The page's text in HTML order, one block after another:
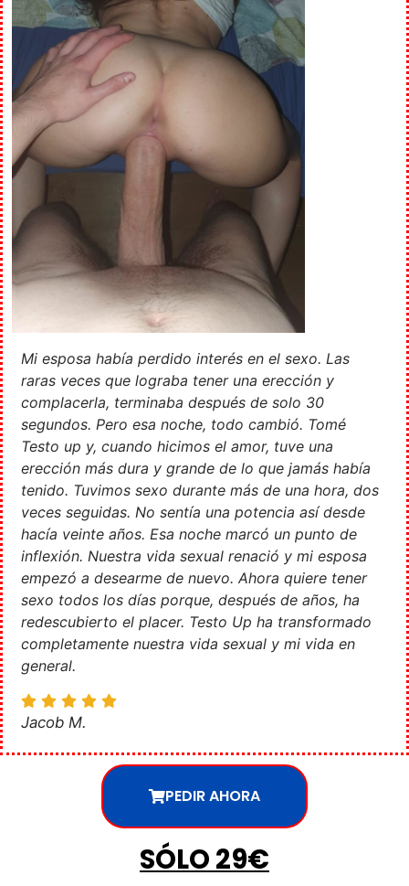
Mi esposa había perdido interés en el sexo. Las
raras veces que lograba tener una erección y
complacerla, terminaba después de solo 30
segundos. Pero esa noche, todo cambió. Tomé
Testo up y, cuando hicimos el amor, tuve una
erección más dura y grande de lo que jamás había
tenido. Tuvimos sexo durante más de una hora, dos
veces seguidas. No sentía una potencia así desde
hacía veinte años. Esa noche marcó un punto de
inflexión. Nuestra vida sexual renació y mi esposa
empezó a desearme de nuevo. Ahora quiere tener
sexo todos los días porque, después de años, ha
redescubierto el placer. Testo Up ha transformado
completamente nuestra vida sexual y mi vida en
general.
Jacob M.
PEDIR AHORA
SÓLO 29€